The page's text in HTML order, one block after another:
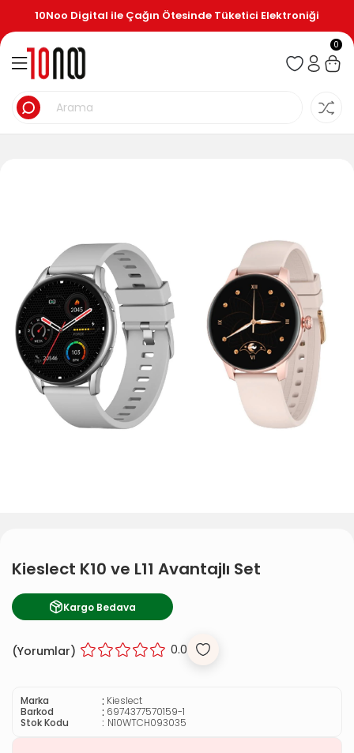
10Noo Digital ile Çağın Ötesinde Tüketici Elektroniği
0
Kieslect K10 ve L11 Avantajlı Set
Kargo Bedava
(Yorumlar) 0.0
Marka : Kieslect
Barkod
: 6974377570159-1
Stok Kodu
N10WTCH093035